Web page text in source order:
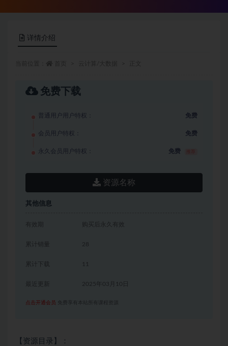
详情介绍
免费下载
普通用户用户特权： 免费
会员用户特权： 免费
永久会员用户特权： 免费
资源名称
其他信息
有效期 购买后永久有效
累计销量 28
累计下载 11
2025年03月10日
点击开通会员 免费享有本站所有课程资源
【资源目录】：